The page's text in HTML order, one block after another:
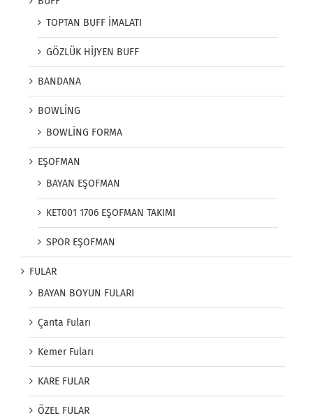
TOPTAN BUFF İMALATI
GÖZLÜK HİJYEN BUFF
BANDANA
BOWLİNG
BOWLİNG FORMA
EŞOFMAN
BAYAN EŞOFMAN
KET001 1706 EŞOFMAN TAKIMI
SPOR EŞOFMAN
FULAR
BAYAN BOYUN FULARI
Çanta Fuları
Kemer Fuları
KARE FULAR
ÖZEL FULAR